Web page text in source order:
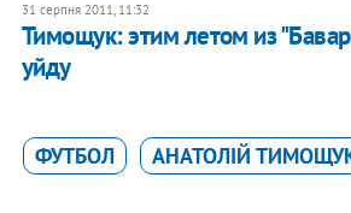
31 серпня 2011, 11:32
Тимощук: этим летом из
уйду
ФУТБОЛ АНАТОЛІЙ